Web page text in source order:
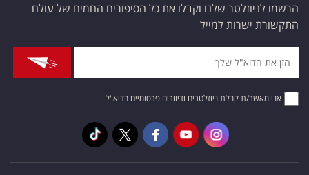
הרשמו לניוזלטר שלנו וקבלו את כל הסיפורים החמים של עולם
התקשורת ישרות למייל
אני מאשר/ת קבלת ניוזלטרים ודיוורים פרסומיים בדוא"ל